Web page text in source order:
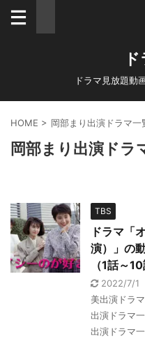
ドラマ見放題動
HOME > 岡部まり出演ドラマ一
岡部まり出演ドラ
TBS
ドラマ「
演）」の
（1話～
2022/7/1
美出演ドラ
出演ドラマ
出演ドラマ